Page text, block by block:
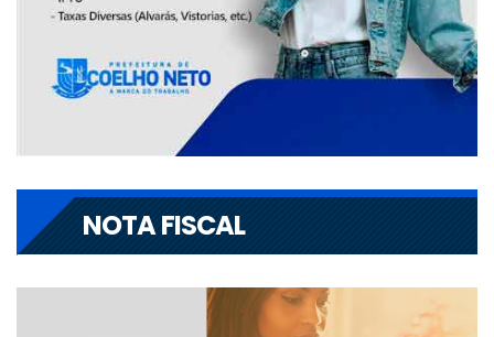
NOTA FISCAL